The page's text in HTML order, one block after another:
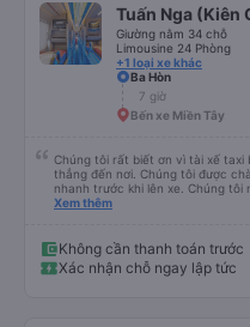
Tuấn Nga (Kiên
Giường nằm 34 chỗ
Limousine 24 Phòng
+1 loại xe khác
Ba Hòn
7 giờ
Bến xe Miền Tây
Chúng tôi rất biết ơn vì tài xế
thẳng đến nơi. Chúng tôi được
nhanh trước khi lên xe. Chúng
bốn chỗ ngồi ở phía sau cùng
ngôi nhà ven kênh.
Xem thêm
Không cần thanh toán trước
Xác nhận chỗ ngay lập tức